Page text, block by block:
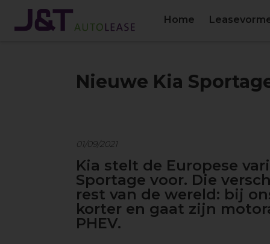
Home
Nieuwe Kia
01/09/2021
Kia stelt de Europese
Sportage voor. Die
rest van de wereld: bij
korter en gaat zijn
PHEV.